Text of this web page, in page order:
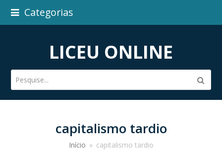
Categorias
LICEU ONLINE
Pesquise...
capitalismo tardio
Início » capitalismo tardio